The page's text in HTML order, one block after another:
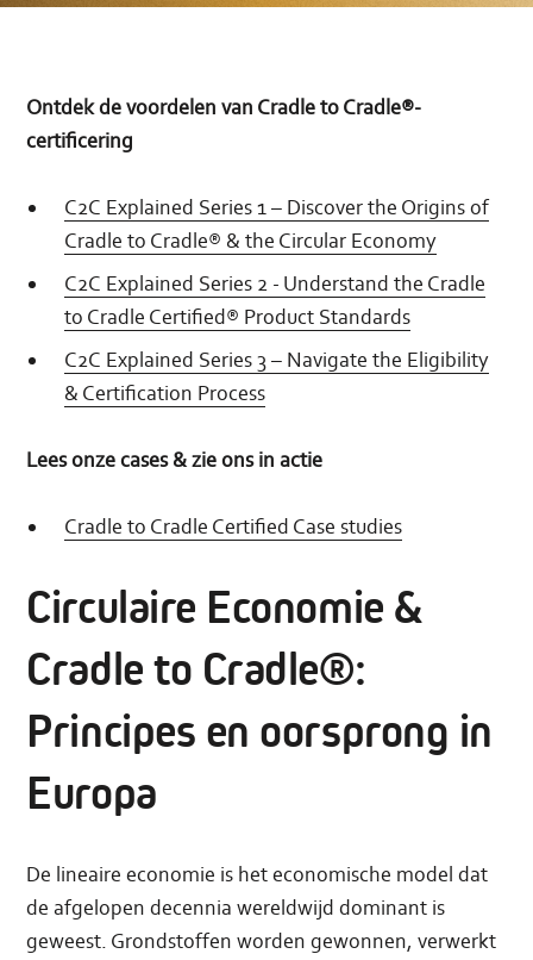
Ontdek de voordelen van Cradle to Cradle®-
certificering
C2C Explained Series 1 – Discover the Origins of
Cradle to Cradle® & the Circular Economy
C2C Explained Series 2 - Understand the Cradle
to Cradle Certified® Product Standards
C2C Explained Series 3 – Navigate the Eligibility
& Certification Process
Lees onze cases & zie ons in actie
Cradle to Cradle Certified Case studies
Circulaire Economie &
Cradle to Cradle®:
Principes en oorsprong in
Europa
De lineaire economie is het economische model dat
de afgelopen decennia wereldwijd dominant is
geweest. Grondstoffen worden gewonnen, verwerkt